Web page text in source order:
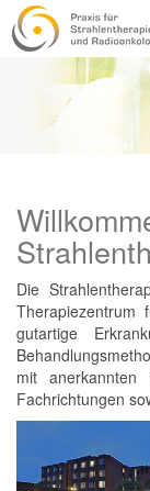
Die
Therapiezentrum
gutartige
mit anerkannten
Fachrichtungen